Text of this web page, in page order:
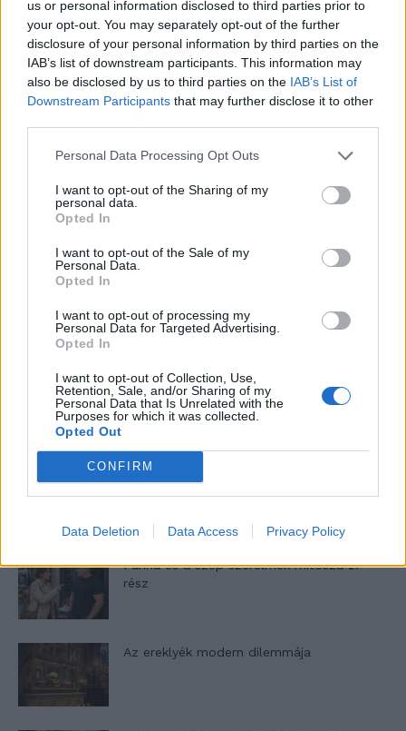
us or personal information disclosed to third parties prior to
your opt-out. You may separately opt-out of the further
disclosure of your personal information by third parties on the
IAB’s list of downstream participants. This information may
also be disclosed by us to third parties on the IAB’s List of
Downstream Participants that may further disclose it to other
Personal Data Processing Opt Outs
I want to opt-out of the Sharing of my
personal data.
Opted In
I want to opt-out of the Sale of my
Personal Data.
Opted In
I want to opt-out of processing my
Personal Data for Targeted Advertising.
Opted In
I want to opt-out of Collection, Use,
Retention, Sale, and/or Sharing of my
Personal Data that Is Unrelated with the
Purposes for which it was collected.
Opted Out
CONFIRM
Data Deletion Data Access Privacy Policy
Minka 10. rész
Minka 9. rész
a hétköznapokban
Egy ház, amely a tengerre és a fényre
nyílik – Villa...
A családok, akik soha nem hagyták abba
várakozást – Ha egy...
Panna és a szép szerelmek mítosza 2.
rész
Az ereklyék modern dilemmája